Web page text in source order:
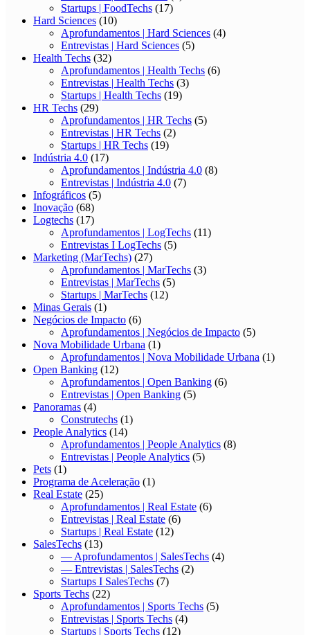
Startups | FoodTechs (17)
Hard Sciences (10)
Aprofundamentos | Hard Sciences (4)
Entrevistas | Hard Sciences (5)
Health Techs (32)
Aprofundamentos | Health Techs (6)
Entrevistas | Health Techs (3)
Startups | Health Techs (19)
HR Techs (29)
Aprofundamentos | HR Techs (5)
Entrevistas | HR Techs (2)
Startups | HR Techs (19)
Indústria 4.0 (17)
Aprofundamentos | Indústria 4.0 (8)
Entrevistas | Indústria 4.0 (7)
Infográficos (5)
Inovação (68)
Logtechs (17)
Aprofundamentos | LogTechs (11)
Entrevistas I LogTechs (5)
Marketing (MarTechs) (27)
Aprofundamentos | MarTechs (3)
Entrevistas | MarTechs (5)
Startups | MarTechs (12)
Minas Gerais (1)
Negócios de Impacto (6)
Aprofundamentos | Negócios de Impacto (5)
Nova Mobilidade Urbana (1)
Aprofundamentos | Nova Mobilidade Urbana (1)
Open Banking (12)
Aprofundamentos | Open Banking (6)
Entrevistas | Open Banking (5)
Panoramas (4)
Construtechs (1)
People Analytics (14)
Aprofundamentos | People Analytics (8)
Entrevistas | People Analytics (5)
Pets (1)
Programa de Aceleração (1)
Real Estate (25)
Aprofundamentos | Real Estate (6)
Entrevistas | Real Estate (6)
Startups | Real Estate (12)
SalesTechs (13)
— Aprofundamentos | SalesTechs (4)
— Entrevistas | SalesTechs (2)
Startups I SalesTechs (7)
Sports Techs (22)
Aprofundamentos | Sports Techs (5)
Entrevistas | Sports Techs (4)
Startups | Sports Techs (12)